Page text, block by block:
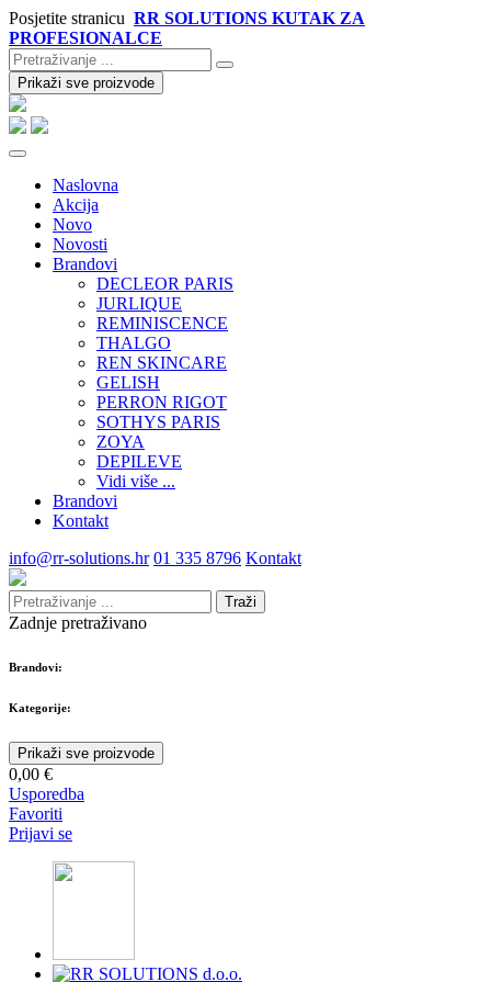
Posjetite stranicu RR SOLUTIONS KUTAK ZA
PROFESIONALCE
Prikaži sve proizvode
Naslovna
Akcija
Novo
Novosti
Brandovi
DECLEOR PARIS
JURLIQUE
REMINISCENCE
THALGO
REN SKINCARE
GELISH
PERRON RIGOT
SOTHYS PARIS
ZOYA
DEPILEVE
Vidi više ...
Brandovi
Kontakt
info@rr-solutions.hr 01 335 8796 Kontakt
Traži
Zadnje pretraživano
Brandovi:
Kategorije:
Prikaži sve proizvode
0,00 €
Usporedba
Favoriti
Prijavi se